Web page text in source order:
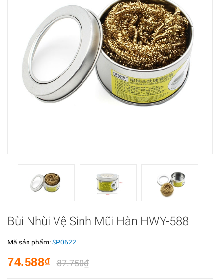
Bùi Nhùi Vệ Sinh Mũi Hàn HWY-588
Mã sản phẩm:SP0622
74.588₫ 87.750₫